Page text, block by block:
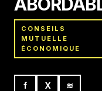
CONSEILS
MUTUELLE
ÉCONOMIQUE
f X ≋